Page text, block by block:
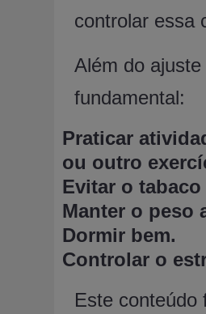
controlar essa
Além do
fundamental:
Praticar
ou outro
Evitar o
Manter o peso
Dormir bem.
Controlar o
Este conteúdo